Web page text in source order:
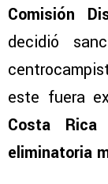
Comisión
decidió
este fuera
Costa Rica
eliminatoria